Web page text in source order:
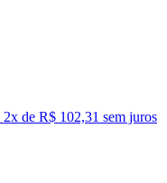
2x de R$ 102,31 sem juros